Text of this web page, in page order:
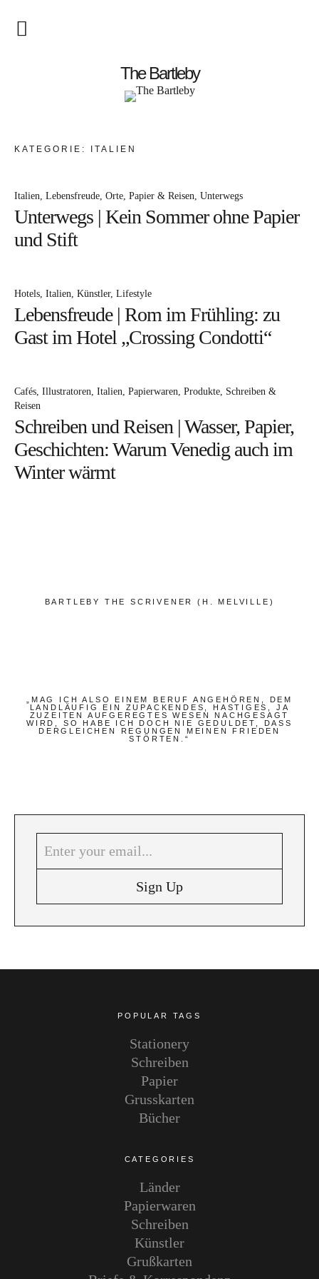
The Bartleby
Startseite
About
Menschen
Atelierbesuch
Lebensfreude
Bücher
Papierwaren
Schreiben & Reisen
KATEGORIE: ITALIEN
Italien Lebensfreude Orte Papier & Reisen Unterwegs
Unterwegs | Kein Sommer ohne Papier
und Stift
Hotels Italien Künstler Lifestyle
Lebensfreude | Rom im Frühling: zu
Gast im Hotel „Crossing Condotti“
Cafés Illustratoren Italien Papierwaren Produkte Schreiben &
Reisen
Schreiben und Reisen | Wasser, Papier,
Geschichten: Warum Venedig auch im
Winter wärmt
BARTLEBY THE SCRIVENER (H. MELVILLE)
„MAG ICH ALSO EINEM BERUF ANGEHÖREN, DEM
LANDLÄUFIG EIN ZUPACKENDES, HASTIGES, JA
ZUZEITEN AUFGEREGTES WESEN NACHGESAGT
WIRD, SO HABE ICH DOCH NIE GEDULDET, DASS
DERGLEICHEN REGUNGEN MEINEN FRIEDEN
STÖRTEN.“
POPULAR TAGS
Stationery
Schreiben
Papier
Grusskarten
Bücher
CATEGORIES
Länder
Papierwaren
Schreiben
Künstler
Grußkarten